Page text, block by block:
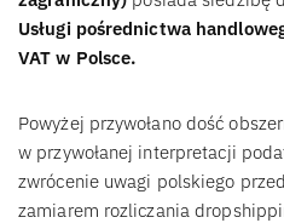
Usługi pośrednictwa
VAT w Polsce.
Powyżej przywołano dość
w przywołanej interpretacji
zwrócenie uwagi polskiego
zamiarem rozliczania